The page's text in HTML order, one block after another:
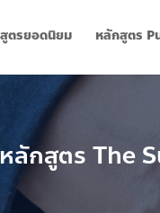
ตรยอดนิยม หลักสูตร
ลักสูตร The